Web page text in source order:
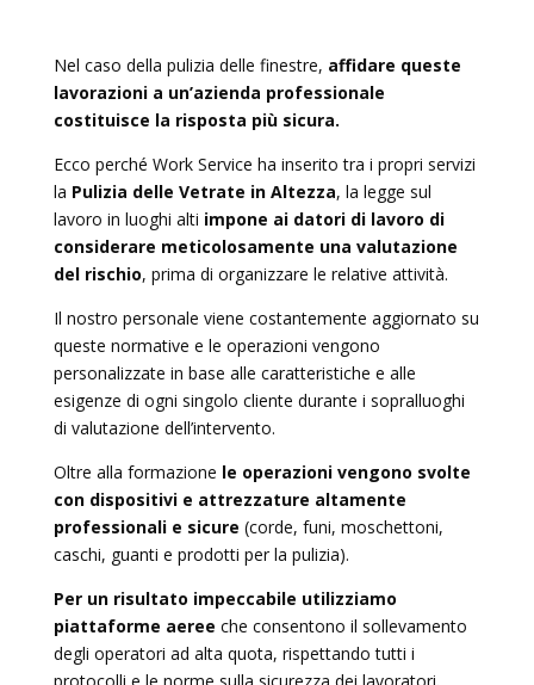
Nel caso della pulizia delle finestre, affidare queste
lavorazioni a un’azienda professionale
costituisce la risposta più sicura.
Ecco perché Work Service ha inserito tra i propri servizi
la Pulizia delle Vetrate in Altezza, la legge sul
lavoro in luoghi alti impone ai datori di lavoro di
considerare meticolosamente una valutazione
del rischio, prima di organizzare le relative attività.
Il nostro personale viene costantemente aggiornato su
queste normative e le operazioni vengono
personalizzate in base alle caratteristiche e alle
esigenze di ogni singolo cliente durante i sopralluoghi
di valutazione dell’intervento.
Oltre alla formazione le operazioni vengono svolte
con dispositivi e attrezzature altamente
professionali e sicure (corde, funi, moschettoni,
caschi, guanti e prodotti per la pulizia).
Per un risultato impeccabile utilizziamo
piattaforme aeree che consentono il sollevamento
degli operatori ad alta quota, rispettando tutti i